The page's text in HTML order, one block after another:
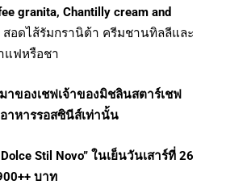
granita, Chantilly cream and
อดไส้รัมกรานิต้า ครีมชานทิลลีและ
แฟหรือชา
าของเชฟเจ้าของมิชลินสตาร์เชฟ
าหารรอสซินีส์เท่านั้น
Dolce Stil Novo” ในเย็นวันเสาร์ที่ 26
บาท